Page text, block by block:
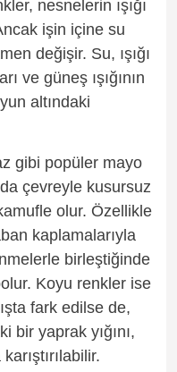
nesnelerin ışığı
işin içine su
değişir. Su, ışığı
ve güneş ışığının
altındaki
gibi popüler mayo
çevreyle kusursuz
olur. Özellikle
kaplamalarıyla
birleştiğinde
Koyu renkler ise
fark edilse de,
bir yaprak yığını,